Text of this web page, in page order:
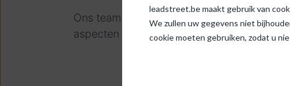
leadstreet.be maakt gebruik van
We zullen uw gegevens niet
cookie moeten gebruiken, zodat u
Ons team van marketing- en technische
aspecten van HubSpot: